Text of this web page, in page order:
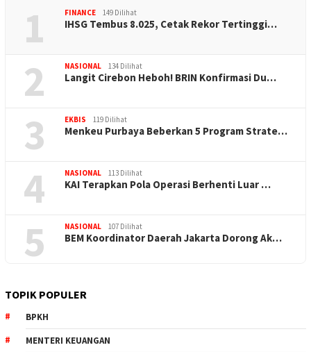
1 FINANCE 149 Dilihat
IHSG Tembus 8.025, Cetak Rekor Tertinggi…
2 NASIONAL 134 Dilihat
Langit Cirebon Heboh! BRIN Konfirmasi Du…
3 EKBIS 119 Dilihat
Menkeu Purbaya Beberkan 5 Program Strate…
4 NASIONAL 113 Dilihat
KAI Terapkan Pola Operasi Berhenti Luar …
5 NASIONAL 107 Dilihat
BEM Koordinator Daerah Jakarta Dorong Ak…
TOPIK POPULER
BPKH
MENTERI KEUANGAN